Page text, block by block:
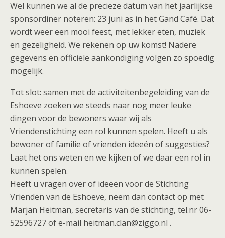
Wel kunnen we al de precieze datum van het jaarlijkse
sponsordiner noteren: 23 juni as in het Gand Café. Dat
wordt weer een mooi feest, met lekker eten, muziek
en gezeligheid. We rekenen op uw komst! Nadere
gegevens en officiele aankondiging volgen zo spoedig
mogelijk.
Tot slot: samen met de activiteitenbegeleiding van de
Eshoeve zoeken we steeds naar nog meer leuke
dingen voor de bewoners waar wij als
Vriendenstichting een rol kunnen spelen. Heeft u als
bewoner of familie of vrienden ideeën of suggesties?
Laat het ons weten en we kijken of we daar een rol in
kunnen spelen.
Heeft u vragen over of ideeën voor de Stichting
Vrienden van de Eshoeve, neem dan contact op met
Marjan Heitman, secretaris van de stichting, tel.nr 06-
52596727 of e-mail heitman.clan@ziggo.nl .